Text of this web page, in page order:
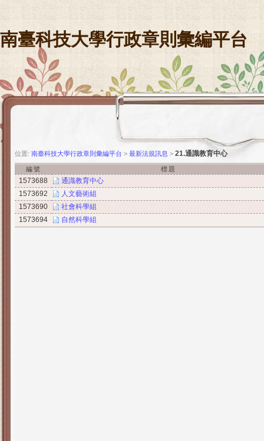
南臺科技大學行政章則彙編平台
位置: 南臺科技大學行政章則彙編平台 > 最新法規訊息 > 21.通識教育中心
編號 標題
1573688
通識教育中心
1573692
人文藝術組
1573690
社會科學組
1573694
自然科學組